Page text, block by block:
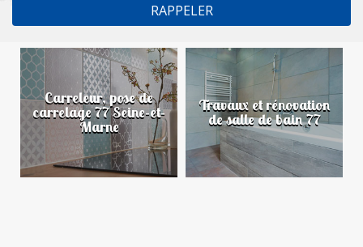
Carreleur, pose de
carrelage 77 Seine-et-
Marne
Travaux et rénovation
de salle de bain 77